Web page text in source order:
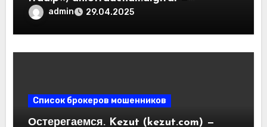
разоблачение фальшивых
криптобирж. Как вернуть деньги.
Отзывы пользователей
admin 29.04.2025
Список брокеров мошенников
Остерегаемся. Kezut (kezut.com) —